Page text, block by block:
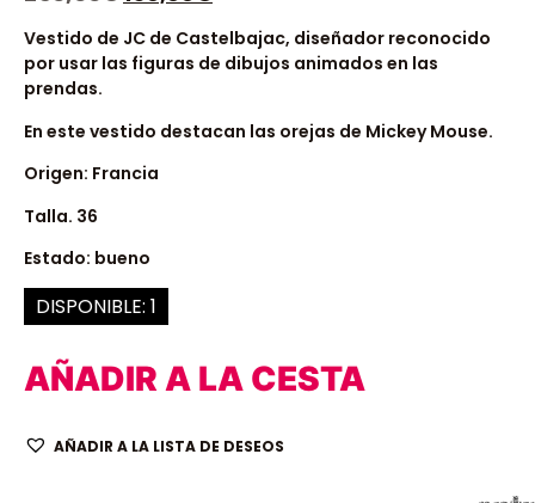
Vestido de JC de Castelbajac, diseñador reconocido
por usar las figuras de dibujos animados en las
prendas.
En este vestido destacan las orejas de Mickey Mouse.
Origen: Francia
Talla. 36
Estado: bueno
DISPONIBLE: 1
AÑADIR A LA CESTA
AÑADIR A LA LISTA DE DESEOS